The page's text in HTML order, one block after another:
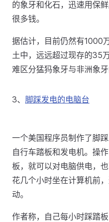
的象牙和化石，迅速用保
很多钱。
据估计，目前仍然有1000
土中，远远超过现存的35
难区分猛犸象牙与非洲象牙
3、 脚踩发电的电脑台
一个美国程序员制作了脚
自行车踏板和发电机。操
板，就可以对电脑供电，
花几个小时坐在计算机前
动。
作者称，自己每小时踩踏